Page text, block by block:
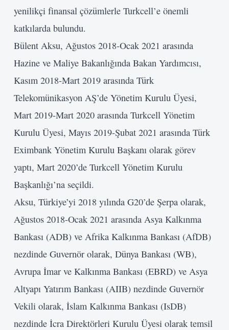
yenilikçi finansal çözümlerle Turkcell’e önemli
katkılarda bulundu.
Bülent Aksu, Ağustos 2018-Ocak 2021 arasında
Hazine ve Maliye Bakanlığında Bakan Yardımcısı,
Kasım 2018-Mart 2019 arasında Türk
Telekomünikasyon AŞ’de Yönetim Kurulu Üyesi,
Mart 2019-Mart 2020 arasında Turkcell Yönetim
Kurulu Üyesi, Mayıs 2019-Şubat 2021 arasında Türk
Eximbank Yönetim Kurulu Başkanı olarak görev
yaptı, Mart 2020’de Turkcell Yönetim Kurulu
Başkanlığı’na seçildi.
Aksu, Türkiye’yi 2018 yılında G20’de Şerpa olarak,
Ağustos 2018-Ocak 2021 arasında Asya Kalkınma
Bankası (ADB) ve Afrika Kalkınma Bankası (AfDB)
nezdinde Guvernör olarak, Dünya Bankası (WB),
Avrupa İmar ve Kalkınma Bankası (EBRD) ve Asya
Altyapı Yatırım Bankası (AIIB) nezdinde Guvernör
Vekili olarak, İslam Kalkınma Bankası (IsDB)
nezdinde İcra Direktörleri Kurulu Üyesi olarak temsil
Kullanıcı Adı veya E-posta
Şifre
Beni Hatırla
Giriş Yap